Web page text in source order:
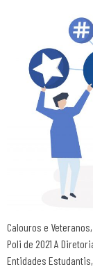
Calouros e
Poli de 2021 A
Entidades